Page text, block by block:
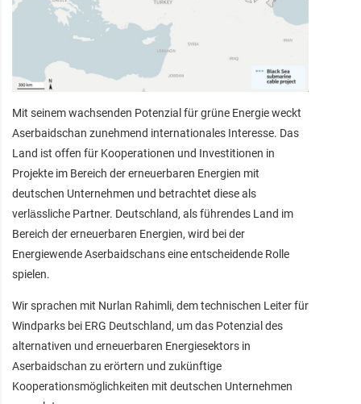
Mit seinem wachsenden Potenzial für grüne Energie weckt
Aserbaidschan zunehmend internationales Interesse. Das
Land ist offen für Kooperationen und Investitionen in
Projekte im Bereich der erneuerbaren Energien mit
deutschen Unternehmen und betrachtet diese als
verlässliche Partner. Deutschland, als führendes Land im
Bereich der erneuerbaren Energien, wird bei der
Energiewende Aserbaidschans eine entscheidende Rolle
spielen.
Wir sprachen mit Nurlan Rahimli, dem technischen Leiter für
Windparks bei ERG Deutschland, um das Potenzial des
alternativen und erneuerbaren Energiesektors in
Aserbaidschan zu erörtern und zukünftige
Kooperationsmöglichkeiten mit deutschen Unternehmen